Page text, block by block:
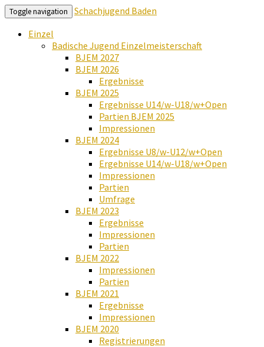
Toggle navigation
Schachjugend Baden
Einzel
Badische Jugend Einzelmeisterschaft
BJEM 2027
BJEM 2026
Ergebnisse
BJEM 2025
Ergebnisse U14/w-U18/w+Open
Partien BJEM 2025
Impressionen
BJEM 2024
Ergebnisse U8/w-U12/w+Open
Ergebnisse U14/w-U18/w+Open
Impressionen
Partien
Umfrage
BJEM 2023
Ergebnisse
Impressionen
Partien
BJEM 2022
Impressionen
Partien
BJEM 2021
Ergebnisse
Impressionen
BJEM 2020
Registrierungen